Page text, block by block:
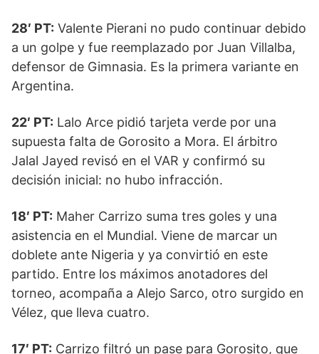
28′ PT: Valente Pierani no pudo continuar debido
a un golpe y fue reemplazado por Juan Villalba,
defensor de Gimnasia. Es la primera variante en
Argentina.
22′ PT: Lalo Arce pidió tarjeta verde por una
supuesta falta de Gorosito a Mora. El árbitro
Jalal Jayed revisó en el VAR y confirmó su
decisión inicial: no hubo infracción.
18′ PT: Maher Carrizo suma tres goles y una
asistencia en el Mundial. Viene de marcar un
doblete ante Nigeria y ya convirtió en este
partido. Entre los máximos anotadores del
torneo, acompaña a Alejo Sarco, otro surgido en
Vélez, que lleva cuatro.
17′ PT: Carrizo filtró un pase para Gorosito, que